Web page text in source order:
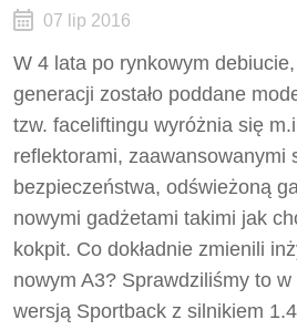
07 lip 2016
W 4 lata po rynkowym
generacji zostało poddane
tzw. faceliftingu wyróżnia się
reflektorami, zaawansowanymi
bezpieczeństwa, odświeżoną
nowymi gadżetami takimi jak
kokpit. Co dokładnie zmienili
nowym A3? Sprawdziliśmy to
wersją Sportback z silnikiem